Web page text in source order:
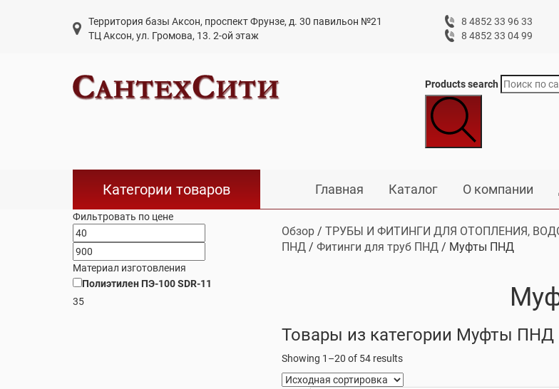
Территория базы Аксон, проспект Фрунзе, д. 30 павильон №21
ТЦ Аксон, ул. Громова, 13. 2-ой этаж
8 4852 33 96 33
8 4852 33 04 99
Products search
Главная Каталог О компании
Категории товаров
Фильтровать по цене
Материал изготовления
Полиэтилен ПЭ-100 SDR-11
35
Обзор/ ТРУБЫ И ФИТИНГИ ДЛЯ ОТОПЛЕНИЯ,
ПНД/ Фитинги для труб ПНД/ Муфты ПНД
Товары из категории Муфты ПНД
Showing 1–20 of 54 results